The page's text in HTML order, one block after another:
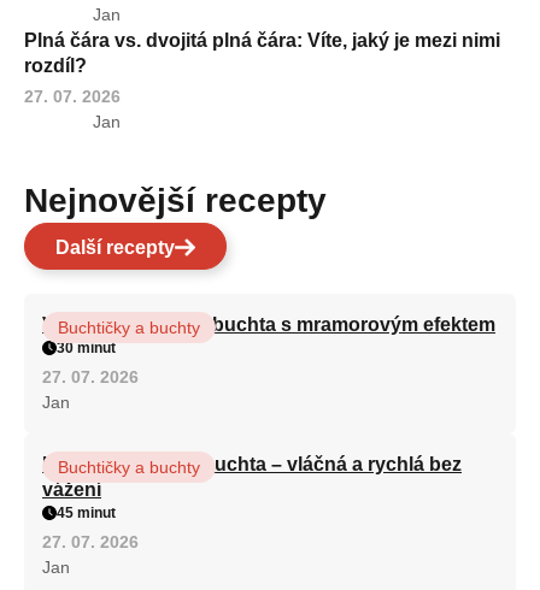
Jan
Plná čára vs. dvojitá plná čára: Víte, jaký je mezi nimi
rozdíl?
27. 07. 2026
Jan
Nejnovější recepty
Další recepty
Vláčná olejová litá buchta s mramorovým efektem
Buchtičky a buchty
30 minut
27. 07. 2026
Jan
Hrnková maková buchta – vláčná a rychlá bez
vážení
Buchtičky a buchty
45 minut
27. 07. 2026
Jan